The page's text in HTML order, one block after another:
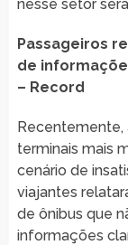
nesse setor
Passageiros
de
– Record
Recentemente,
terminais mais
cenário de
viajantes
de ônibus que
informações